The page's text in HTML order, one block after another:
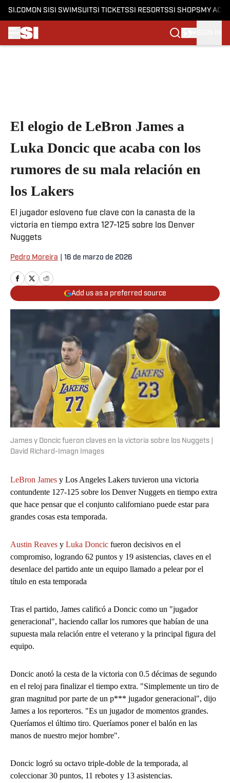
SI.COM ON SI SI SWIMSUITSI TICKETSSI RESORTSSI SHOPS MY
El elogio de LeBron James a
Luka Doncic que acaba con los
rumores de su mala relación en
los Lakers
El jugador esloveno fue clave con la canasta de la
victoria en tiempo extra 127-125 sobre los Denver
Nuggets
Pedro Moreira 16 de marzo de 2026
Add us as a preferred source
James y Doncic fueron claves en la victoria sobre los Nuggets |
David Richard-Imagn Images
LeBron James y Los Angeles Lakers tuvieron una victoria
contundente 127-125 sobre los Denver Nuggets en tiempo extra
que hace pensar que el conjunto californiano puede estar para
grandes cosas esta temporada.
Austin Reaves y Luka Doncic fueron decisivos en el
compromiso, logrando 62 puntos y 19 asistencias, claves en el
desenlace del partido ante un equipo llamado a pelear por el
título en esta temporada
Tras el partido, James calificó a Doncic como un "jugador
generacional", haciendo callar los rumores que habían de una
supuesta mala relación entre el veterano y la principal figura del
equipo.
Doncic anotó la cesta de la victoria con 0.5 décimas de segundo
en el reloj para finalizar el tiempo extra. "Simplemente un tiro de
gran magnitud por parte de un p*** jugador generacional", dijo
James a los reporteros. "Es un jugador de momentos grandes.
Queríamos el último tiro. Queríamos poner el balón en las
manos de nuestro mejor hombre".
Doncic logró su octavo triple-doble de la temporada, al
coleccionar 30 puntos, 11 rebotes y 13 asistencias.